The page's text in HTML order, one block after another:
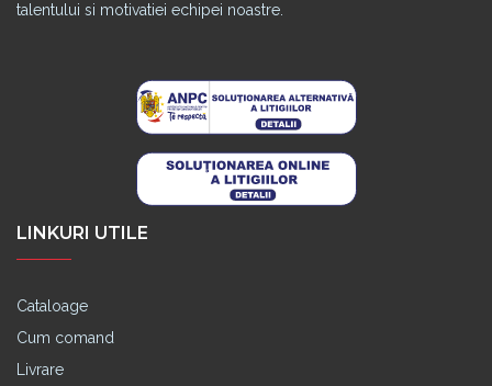
talentului si motivatiei echipei noastre.
LINKURI UTILE
Cataloage
Cum comand
Livrare